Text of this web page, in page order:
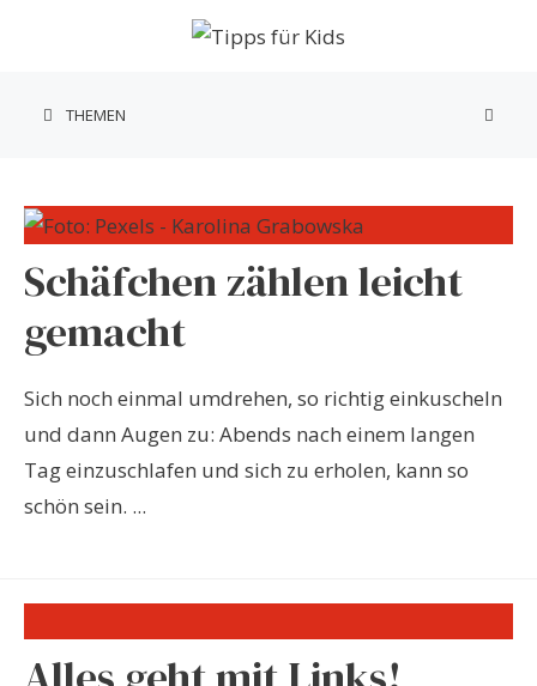
THEMEN
Schäfchen zählen leicht
gemacht
Sich noch einmal umdrehen, so richtig einkuscheln
und dann Augen zu: Abends nach einem langen
Tag einzuschlafen und sich zu erholen, kann so
schön sein. ...